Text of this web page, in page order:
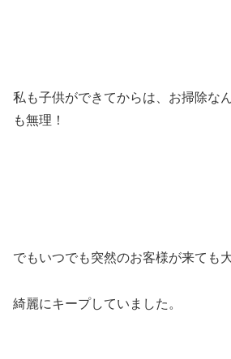
私も子供ができてからは、お掃除な
も無理！
でもいつでも突然のお客様が来ても
綺麗にキープしていました。